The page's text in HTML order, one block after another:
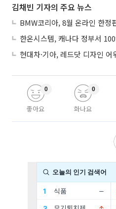
김채빈 기자의 주요 뉴스
좋아요
0
화나요
0